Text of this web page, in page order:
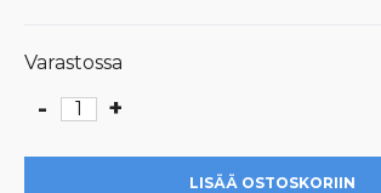
Varastossa
-
MTN
Dabber
+
LISÄÄ OSTOSKORIIN